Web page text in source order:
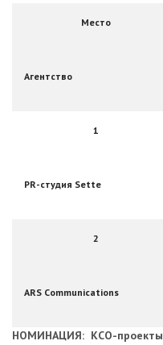
Место
Агентство
1
PR-студия Sette
2
ARS Communications
НОМИНАЦИЯ: КСО-проекты